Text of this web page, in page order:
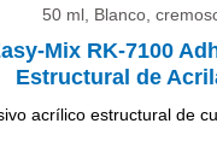
50 ml, Blanco,
Mix RK-7100
Estructural de
acrílico estructural de